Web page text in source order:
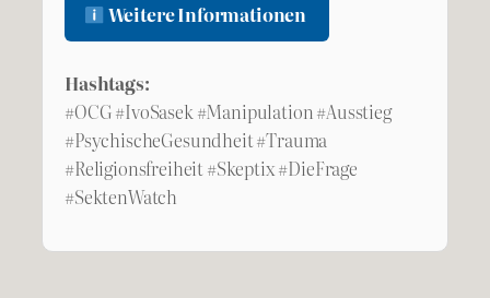
Weitere Informationen
Hashtags:
#OCG #IvoSasek #Manipulation #Ausstieg
#PsychischeGesundheit #Trauma
#Religionsfreiheit #Skeptix #DieFrage
#SektenWatch